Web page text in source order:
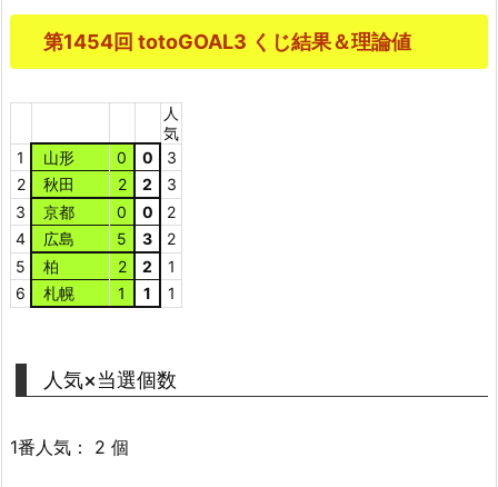
第1454回 totoGOAL3 くじ結果＆理論値
人
気
1
山形 0 0
3
2
秋田 2 2
3
3
京都 0 0
2
4
広島 5 3
2
5
柏 2 2
1
6
札幌 1 1 1
人気×当選個数
1番人気： 2 個